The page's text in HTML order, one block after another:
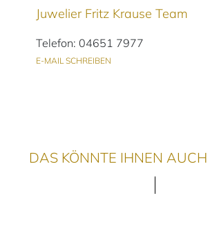
Juwelier Fritz Krause Team
Telefon: 04651 7977
E-MAIL SCHREIBEN
DAS KÖNNTE IHNEN AUCH